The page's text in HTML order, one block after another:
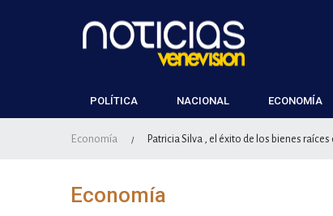
POLÍTICA NACIONAL ECONOMÍA
Economía / Patricia Silva , el éxito de los bienes raíces
Economía